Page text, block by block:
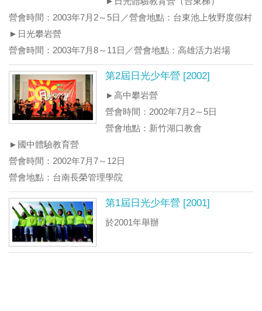
營會時間：2003年7月2～5日／營會地點：台東池上牧野度假村
►日光攀岩營
營會時間：2003年7月8～11日／營會地點：高雄活力岩場
第2屆日光少年營 [2002]
►高中攀岩營
營會時間：2002年7月2～5日
營會地點：新竹湖口教會
►國中體驗教育營
營會時間：2002年7月7～12日
營會地點：台南長榮管理學院
第1屆日光少年營 [2001]
於2001年舉辦